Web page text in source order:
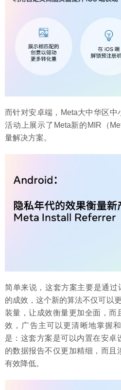
而针对安卓端，Meta大中华区中
活动上展示了Meta新的MIR（
量解决方案。
简单来说，这套方案主要是通
的成效，这个新的算法不仅可以
装量，让成效衡量更加全面，而
效，广告主可以更清晰地掌握
是：这套方案是可以内置在安卓
的数据报告不仅更加精细，而且
有效降低。